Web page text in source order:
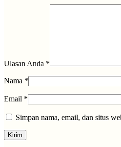
Ulasan Anda *
Nama *
Email *
Simpan nama, email, dan situs